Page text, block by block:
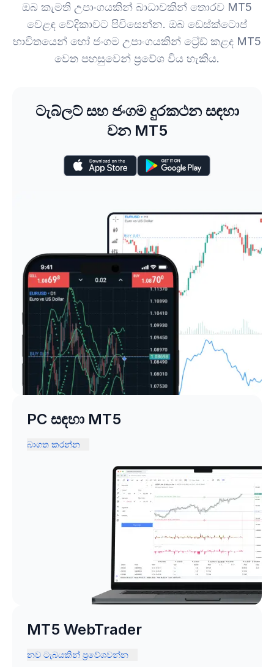
ඔබ කැමති උපාංගයකින් බාධාවකින් තොරව MT5
වෙළඳ වේදිකාවට පිවිසෙන්න. ඔබ ඩෙස්ක්ටොප්
භාවිතයෙන් හෝ ජංගම උපාංගයකින් ට්‍රේඩ් කළද MT5
වෙත පහසුවෙන් ප්‍රවේශ විය හැකිය.
ටැබ්ලට් සහ ජංගම දුරකථන සඳහා
වන MT5
PC සඳහා MT5
බාගත කරන්න
MT5 WebTrader
නව ටැබයකින් ප්‍රවේශවන්න